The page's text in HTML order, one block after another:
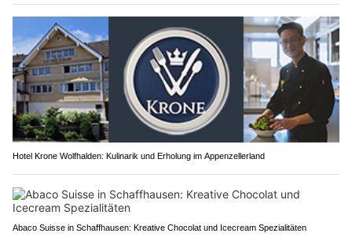
Hotel Krone Wolfhalden: Kulinarik und Erholung im Appenzellerland
Abaco Suisse in Schaffhausen: Kreative Chocolat und Icecream Spezialitäten